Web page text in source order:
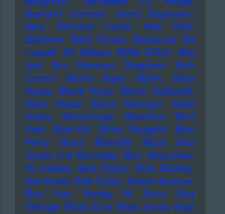
Bernard Sumner
Bernd Begemann
Berq
Bertrand Cantat Beth Ditto
Betterov Betti Kruse Beyonce
Bill
Laswell
Bill Withers Billie Eilish
Billy
Joel
Bim Sherman Biosphere
Birth
Control
Bitchin Bajas Björk
Black
Kappa Black Keys Black Sabbath
Black Sheep Blaine Reininger
Blake
Harley
Blancmange Bleachers
Blind
Faith
Blink-182 Blixa Bargeld
Bloc
Party
Blond Blondie Blood
Blue
Oyster Cult Blumfeld Blur Blümchen
Bo Diddley Bob Dylan Bob Marley
Bob Mould Bob Vylan Bollock Brothers
Bon Iver Boney M Bono
Boy
George Brian Eno Brian James Brian